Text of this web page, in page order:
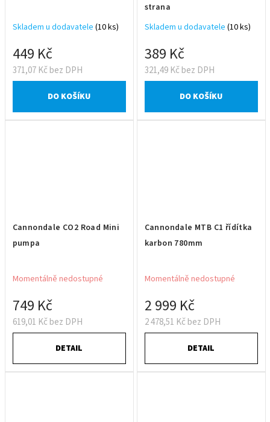
Skladem u dodavatele (10 ks)
371,07 Kč bez DPH
449 Kč
DO KOŠÍKU
strana
Skladem u dodavatele (10 ks)
321,49 Kč bez DPH
389 Kč
DO KOŠÍKU
Cannondale CO2 Road Mini
pumpa
Momentálně nedostupné
619,01 Kč bez DPH
749 Kč
DETAIL
Cannondale MTB C1 řídítka
karbon 780mm
Momentálně nedostupné
2 478,51 Kč bez DPH
2 999 Kč
DETAIL